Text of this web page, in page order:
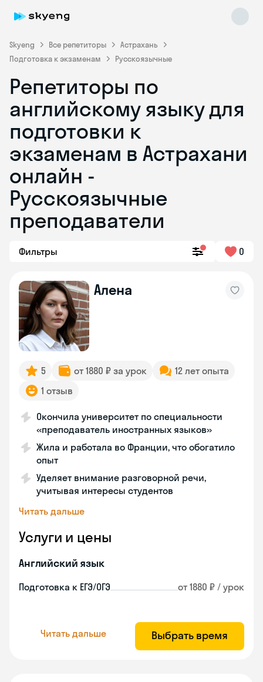
Skyeng Все репетиторы
Астрахань
Подготовка к экзаменам
Русскоязычные
Репетиторы по
английскому языку для
подготовки к
экзаменам в Астрахани
онлайн -
Русскоязычные
преподаватели
Фильтры 0
Алена
5 от 1880 ₽ за урок
12 лет опыта
1 отзыв
Окончила университет по специальности
«преподаватель иностранных языков»
Жила и работала во Франции, что обогатило
опыт
Уделяет внимание разговорной речи,
учитывая интересы студентов
Читать дальше
Услуги и цены
Английский язык
Подготовка к ЕГЭ/ОГЭ от 1880 ₽ / урок
Читать дальше Выбрать время
Skyeng Chat